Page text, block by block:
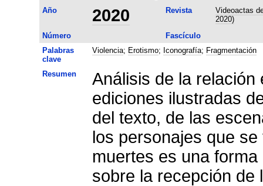
Año 2020 Revista
Videoactas
2020)
Número
Fascículo
Palabras
clave
Violencia; Erotismo; Iconografía; Fragmentación
Resumen
Análisis de la relación
ediciones ilustradas
del texto, de las
los personajes que
muertes es una
sobre la recepción de